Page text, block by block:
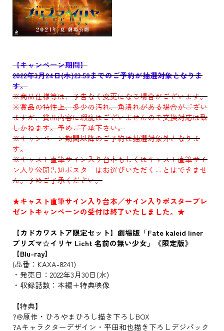
【キャンペーン期間】
2022年3月24日(木)23:59までのご予約が抽選対象となりま
す。
※商品仕様等は、予告なく変更になる場合がございます。
※賞品の特性上、多少の汚れ、角潰れがある場合がござい
ますが、賞品内容に瑕疵はございませんので交換対応は致
しかねます。予めご了承下さい。
※キャンペーン期間以降のご予約は抽選対象外となりま
す。
※キャスト直筆サイン入り台本もしくはキャスト直筆サイ
ン入り公開告知ポスターはお選びいただくことはできませ
ん。予めご了承ください。
★キャスト直筆サイン入り台本／サイン入りポスタープレ
ゼントキャンペーンの受付は終了いたしました。★
【カドカワストア限定セット】劇場版「Fate kaleid liner
プリズマ☆イリヤ Licht 名前の無い少女」《限定版》
【Blu-ray】
(品番：KAXA-8241)
・発売日：2022年3月30日(水)
・収録話数：本編＋特典映像
【特典】
?@原作・ひろやまひろし描き下ろしBOX
?Aキャラクターデザイン・平田和也描き下ろしデジパック